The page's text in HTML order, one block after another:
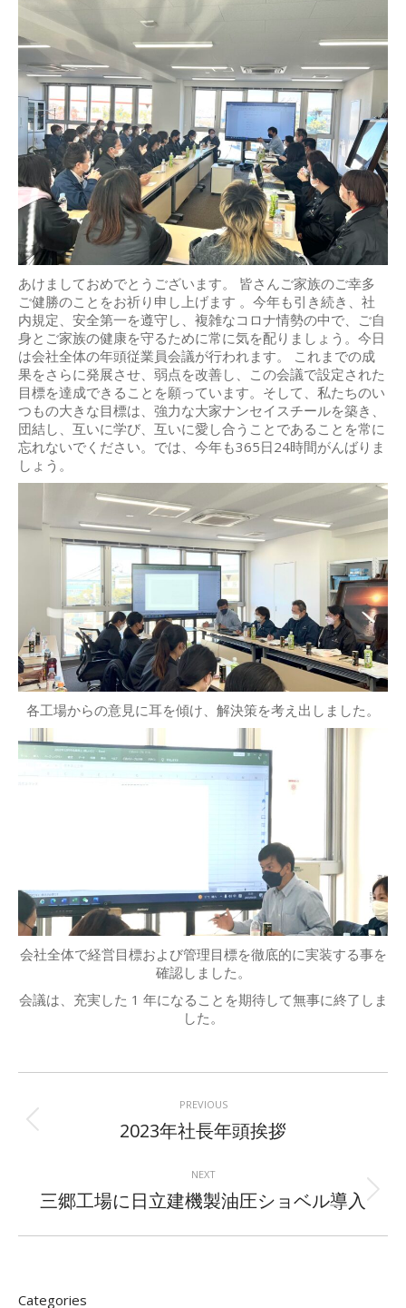
あけましておめでとうございます。 皆さんご家族のご幸多
ご健勝のことをお祈り申し上げます 。今年も引き続き、社
内規定、安全第一を遵守し、複雑なコロナ情勢の中で、ご自
身とご家族の健康を守るために常に気を配りましょう。今日
は会社全体の年頭従業員会議が行われます。 これまでの成
果をさらに発展させ、弱点を改善し、この会議で設定された
目標を達成できることを願っています。そして、私たちのい
つもの大きな目標は、強力な大家ナンセイスチールを築き、
団結し、互いに学び、互いに愛し合うことであることを常に
忘れないでください。では、今年も365日24時間がんばりま
しょう。
各工場からの意見に耳を傾け、解決策を考え出しました。
会社全体で経営目標および管理目標を徹底的に実装する事を
確認しました。
会議は、充実した 1 年になることを期待して無事に終了しま
した。
navigation
PREVIOUS
Previous
post:
2023年社長年頭挨拶
NEXT
Next
post:
三郷工場に日立建機製油圧ショベル導入
Categories